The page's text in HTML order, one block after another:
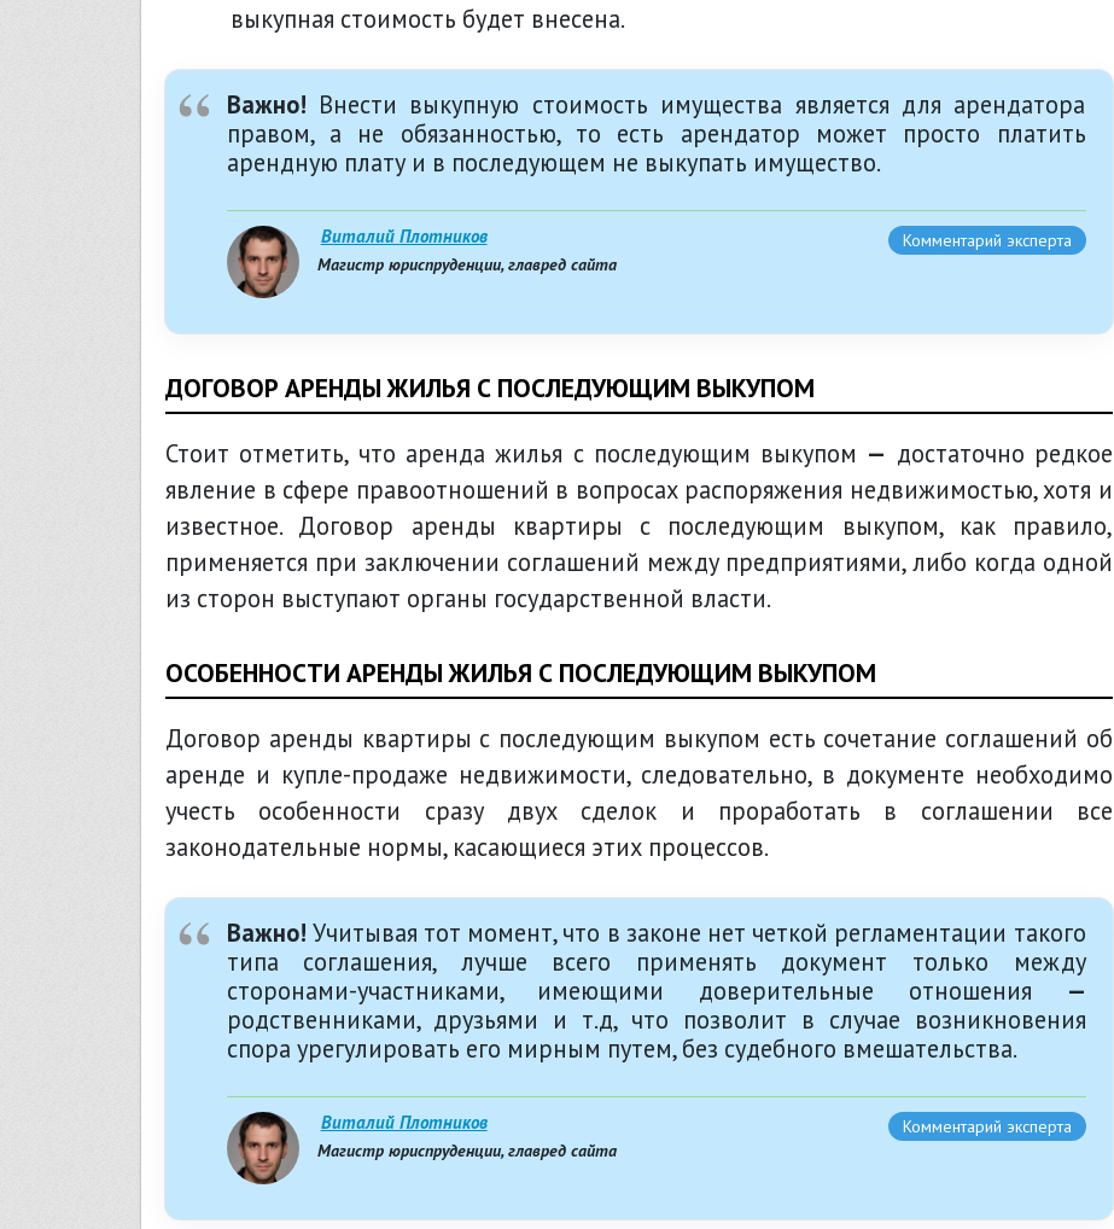
выкупная стоимость будет внесена.
Важно! Внести выкупную стоимость имущества является для арендатора
правом, а не обязанностью, то есть арендатор может просто платить
арендную плату и в последующем не выкупать имущество.
Виталий Плотников
Магистр юриспруденции, главред сайта
Комментарий эксперта
ДОГОВОР АРЕНДЫ ЖИЛЬЯ С ПОСЛЕДУЮЩИМ ВЫКУПОМ
Стоит отметить, что аренда жилья с последующим выкупом — достаточно редкое
явление в сфере правоотношений в вопросах распоряжения недвижимостью, хотя и
известное. Договор аренды квартиры с последующим выкупом, как правило,
применяется при заключении соглашений между предприятиями, либо когда одной
из сторон выступают органы государственной власти.
ОСОБЕННОСТИ АРЕНДЫ ЖИЛЬЯ С ПОСЛЕДУЮЩИМ ВЫКУПОМ
Договор аренды квартиры с последующим выкупом есть сочетание соглашений об
аренде и купле-продаже недвижимости, следовательно, в документе необходимо
учесть особенности сразу двух сделок и проработать в соглашении все
законодательные нормы, касающиеся этих процессов.
Важно! Учитывая тот момент, что в законе нет четкой регламентации такого
типа соглашения, лучше всего применять документ только между
сторонами-участниками, имеющими доверительные отношения —
родственниками, друзьями и т.д, что позволит в случае возникновения
спора урегулировать его мирным путем, без судебного вмешательства.
Виталий Плотников
Магистр юриспруденции, главред сайта
Комментарий эксперта